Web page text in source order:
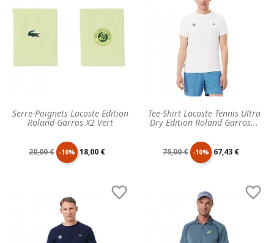
Serre-Poignets Lacoste Edition
Roland Garros X2 Vert
Prix
20,00 € -10% Prix
18,00 €
Tee-Shirt Lacoste Tennis Ultra
Dry Edition Roland Garros...
Prix
75,00 € -10% Prix
67,43 €
 